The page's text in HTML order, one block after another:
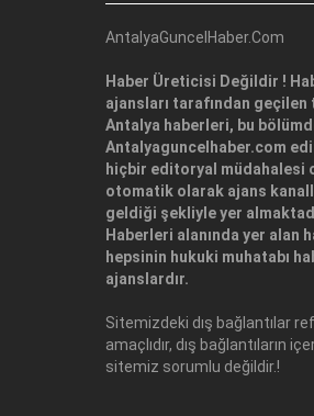
AntalyaGuncelHaber.Com
Haber Üreticisi Değildir !
ajansları tarafından geçilen
Antalya haberleri, bu
Antalyaguncelhaber.com
hiçbir editoryal müdahalesi
otomatik olarak ajans
geldiği şekliyle yer
Haberleri alanında yer alan
hepsinin hukuki muhatabı
ajanslardır.
Sitemizdeki dış bağlantılar
amaçlıdır, dış bağlantıların
sitemiz sorumlu değildir.!